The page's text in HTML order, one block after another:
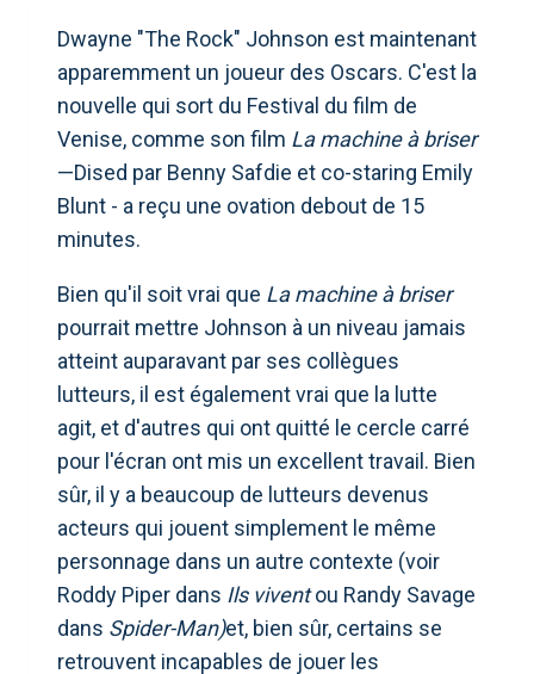
Dwayne "The Rock" Johnson est maintenant
apparemment un joueur des Oscars. C'est la
nouvelle qui sort du Festival du film de
Venise, comme son film La machine à briser
—Dised par Benny Safdie et co-staring Emily
Blunt - a reçu une ovation debout de 15
minutes.
Bien qu'il soit vrai que La machine à briser
pourrait mettre Johnson à un niveau jamais
atteint auparavant par ses collègues
lutteurs, il est également vrai que la lutte
agit, et d'autres qui ont quitté le cercle carré
pour l'écran ont mis un excellent travail. Bien
sûr, il y a beaucoup de lutteurs devenus
acteurs qui jouent simplement le même
personnage dans un autre contexte (voir
Roddy Piper dans Ils viventou Randy Savage
dans Spider-Man)et, bien sûr, certains se
retrouvent incapables de jouer les